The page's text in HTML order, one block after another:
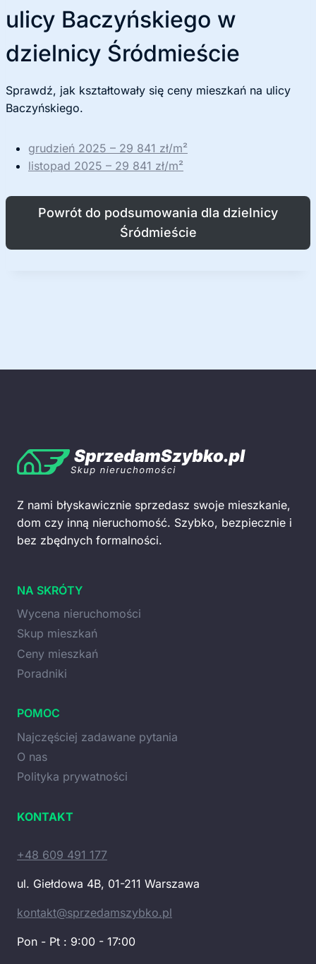
ulicy Baczyńskiego w
dzielnicy Śródmieście
Sprawdź, jak kształtowały się ceny mieszkań na ulicy
Baczyńskiego.
grudzień 2025 – 29 841 zł/m²
listopad 2025 – 29 841 zł/m²
Powrót do podsumowania dla dzielnicy
Śródmieście
Z nami błyskawicznie sprzedasz swoje mieszkanie,
dom czy inną nieruchomość. Szybko, bezpiecznie i
bez zbędnych formalności.
NA SKRÓTY
Wycena nieruchomości
Skup mieszkań
Ceny mieszkań
Poradniki
POMOC
Najczęściej zadawane pytania
O nas
Polityka prywatności
KONTAKT
+48 609 491 177
ul. Giełdowa 4B, 01-211 Warszawa
kontakt@sprzedamszybko.pl
Pon - Pt : 9:00 - 17:00